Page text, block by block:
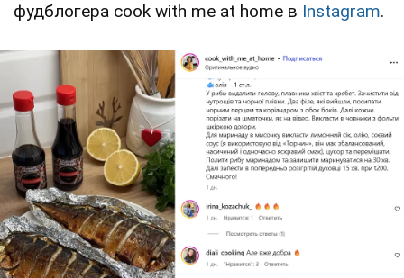
фудблогера cook with me at home в Instagram.